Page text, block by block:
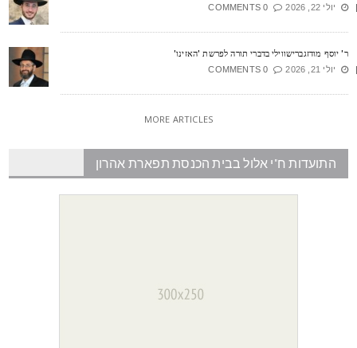
יולי 22, 2026 0 COMMENTS
יוסף מודזגברישווילי בדברי תורה לפרשת 'האזינו'
יולי 21, 2026 0 COMMENTS
MORE ARTICLES
התועדות ח"י אלול בבית הכנסת תפארת אהרון